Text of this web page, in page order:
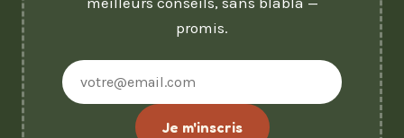
promis.
mail
Je m'inscris